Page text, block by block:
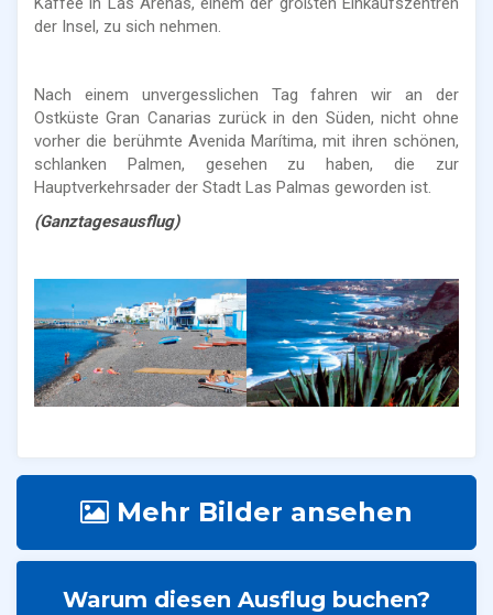
der Insel, zu sich nehmen.
Nach einem unvergesslichen Tag fahren wir an der
Ostküste Gran Canarias zurück in den Süden, nicht ohne
vorher die berühmte Avenida Marítima, mit ihren schönen,
schlanken Palmen, gesehen zu haben, die zur
Hauptverkehrsader der Stadt Las Palmas geworden ist.
(Ganztagesausflug)
Mehr Bilder ansehen
Warum diesen Ausflug buchen?